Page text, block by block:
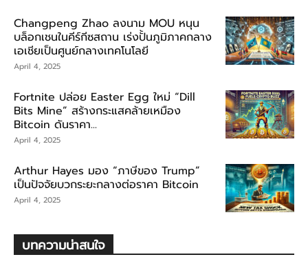
Changpeng Zhao ลงนาม MOU หนุน
บล็อกเชนในคีร์กีซสถาน เร่งปั้นภูมิภาคกลาง
เอเชียเป็นศูนย์กลางเทคโนโลยี
April 4, 2025
Fortnite ปล่อย Easter Egg ใหม่ “Dill
Bits Mine” สร้างกระแสคล้ายเหมือง
Bitcoin ดันราคา...
April 4, 2025
Arthur Hayes มอง “ภาษีของ Trump”
เป็นปัจจัยบวกระยะกลางต่อราคา Bitcoin
April 4, 2025
บทความน่าสนใจ